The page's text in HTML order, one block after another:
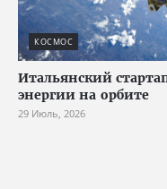
КОСМОС
Итальянский
энергии на орбите
29 Июль, 2026